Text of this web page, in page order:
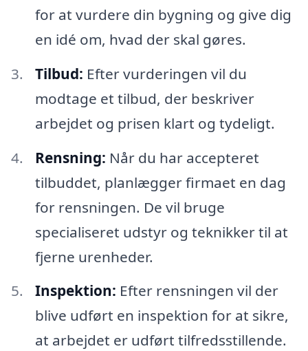
for at vurdere din bygning og give dig
en idé om, hvad der skal gøres.
Tilbud: Efter vurderingen vil du
modtage et tilbud, der beskriver
arbejdet og prisen klart og tydeligt.
Rensning: Når du har accepteret
tilbuddet, planlægger firmaet en dag
for rensningen. De vil bruge
specialiseret udstyr og teknikker til at
fjerne urenheder.
Inspektion: Efter rensningen vil der
blive udført en inspektion for at sikre,
at arbejdet er udført tilfredsstillende.